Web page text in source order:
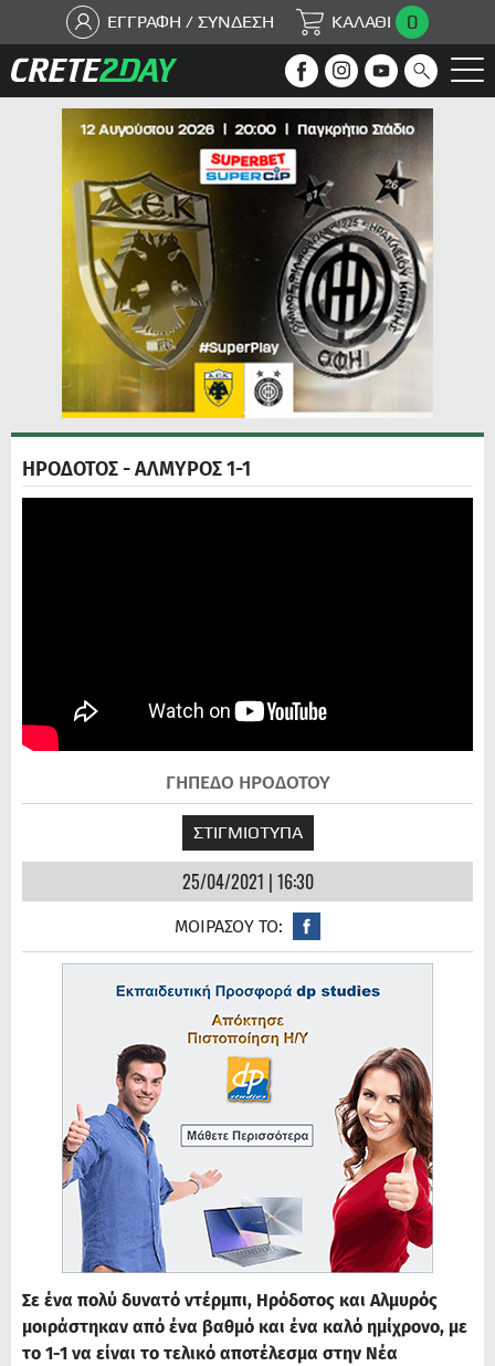
ΕΓΓΡΑΦΗ / ΣΥΝΔΕΣΗ ΚΑΛΑΘΙ 0
ΗΡΟΔΟΤΟΣ - ΑΛΜΥΡΟΣ 1-1
ΓΗΠΕΔΟ ΗΡΟΔΟΤΟΥ
ΣΤΙΓΜΙΟΤΥΠΑ
25/04/2021 | 16:30
ΜΟΙΡΑΣΟΥ ΤΟ:
Σε ένα πολύ δυνατό ντέρμπι, Ηρόδοτος και Αλμυρός
μοιράστηκαν από ένα βαθμό και ένα καλό ημίχρονο, με
το 1-1 να είναι το τελικό αποτέλεσμα στην Νέα